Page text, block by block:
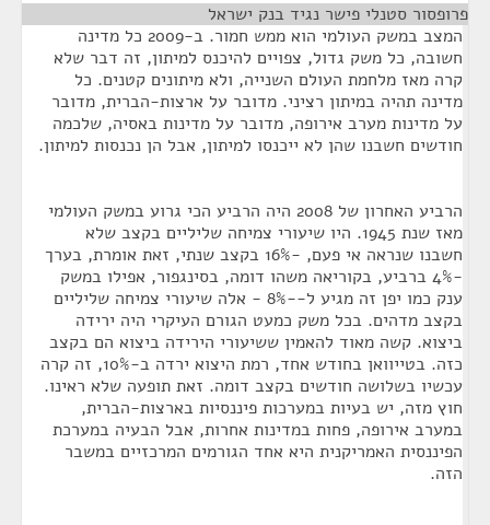
פרופסור סטנלי פישר נגיד בנק ישראל
המצב במשק העולמי הוא ממש חמור. ב-2009 כל מדינה
חשובה, כל משק גדול, צפויים להיכנס למיתון, זה דבר שלא
קרה מאז מלחמת העולם השנייה, ולא מיתונים קטנים. כל
מדינה תהיה במיתון רציני. מדובר על ארצות-הברית, מדובר
על מדינות מערב אירופה, מדובר על מדינות באסיה, שלכמה
חודשים חשבנו שהן לא ייכנסו למיתון, אבל הן נכנסות למיתון.
הרביע האחרון של 2008 היה הרביע הכי גרוע במשק העולמי
מאז שנת 1945. היו שיעורי צמיחה שליליים בקצב שלא
חשבנו שנראה אי פעם, -16% בקצב שנתי, זאת אומרת, בערך
-4% ברביע, בקוריאה משהו דומה, בסינגפור, אפילו במשק
ענק כמו יפן זה מגיע ל--8% - אלה שיעורי צמיחה שליליים
בקצב מדהים. בכל משק כמעט הגורם העיקרי היה ירידה
ביצוא. קשה מאוד להאמין ששיעורי הירידה ביצוא הם בקצב
כזה. בטייוואן בחודש אחד, רמת היצוא ירדה ב-10%, זה קרה
עכשיו בשלושה חודשים בקצב דומה. זאת תופעה שלא ראינו.
חוץ מזה, יש בעיות במערכות פיננסיות בארצות-הברית,
במערב אירופה, פחות במדינות אחרות, אבל הבעיה במערכת
הפיננסית האמריקנית היא אחד הגורמים המרכזיים במשבר
הזה.